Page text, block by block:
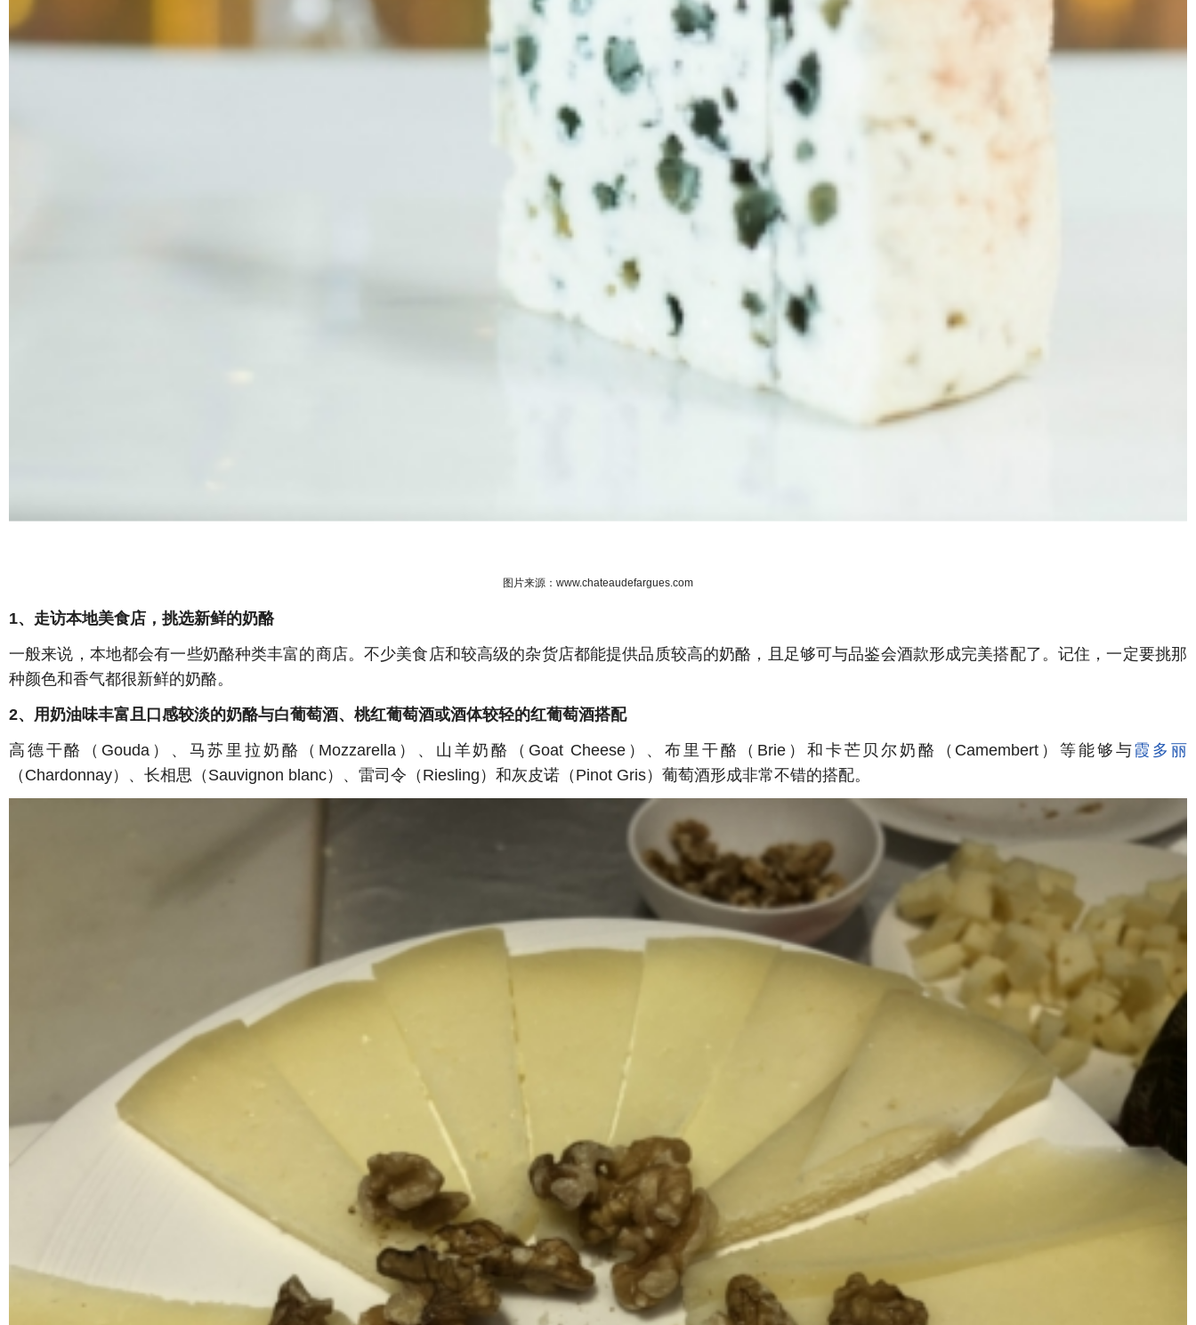
图片来源：www.chateaudefargues.com
1、走访本地美食店，挑选新鲜的奶酪
一般来说，本地都会有一些奶酪种类丰富的商店。不少美食店和较高级的杂货店都能提供品质较高的奶酪，且足够可与品鉴会酒款形成完美搭配了。记住，一定要挑那
种颜色和香气都很新鲜的奶酪。
2、用奶油味丰富且口感较淡的奶酪与白葡萄酒、桃红葡萄酒或酒体较轻的红葡萄酒搭配
高德干酪（Gouda）、马苏里拉奶酪（Mozzarella）、山羊奶酪（Goat Cheese）、布里干酪（Brie）和卡芒贝尔奶酪（Camembert）等能够与霞多丽
（Chardonnay）、长相思（Sauvignon blanc）、雷司令（Riesling）和灰皮诺（Pinot Gris）葡萄酒形成非常不错的搭配。